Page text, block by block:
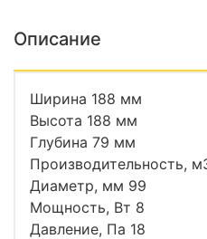
Описание
Ширина 188 мм
Высота 188 мм
Глубина 79 мм
Производительность,
Диаметр, мм 99
Мощность, Вт 8
Давление, Па 18